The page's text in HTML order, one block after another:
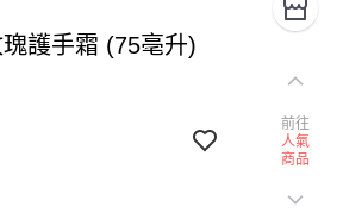
護手霜 (75亳升)
前往
人氣
商品